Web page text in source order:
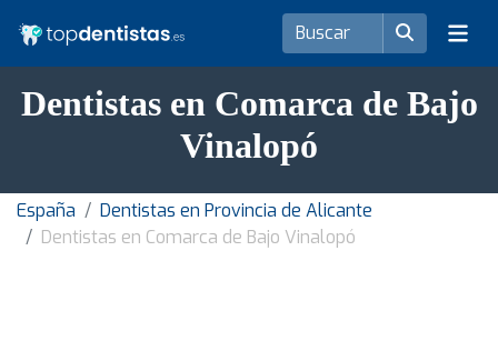
Dentistas en Comarca de Bajo
Vinalopó
España
Dentistas en Provincia de Alicante
Dentistas en Comarca de Bajo Vinalopó